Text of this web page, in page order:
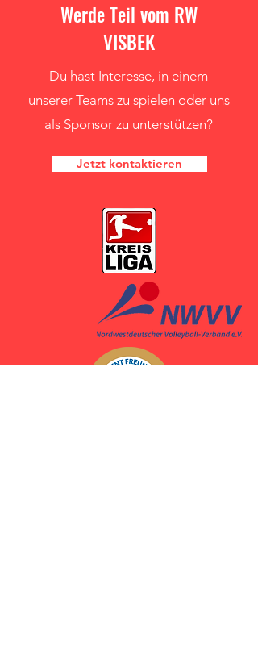
Werde Teil vom RW
VISBEK
Du hast Interesse, in einem
unserer Teams zu spielen oder uns
als Sponsor zu unterstützen?
Jetzt kontaktieren